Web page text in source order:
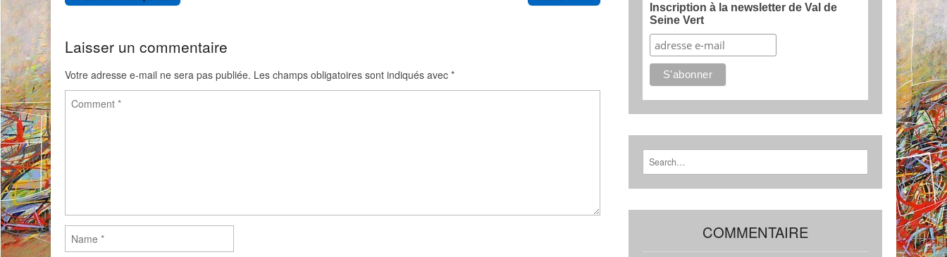
o r
Post navigation
Laisser un commentaire
Votre adresse e-mail ne sera pas publiée. Les champs obligatoires sont indiqués avec *
Inscription à la newsletter de Val de
Seine Vert
Search for:
COMMENTAIRE